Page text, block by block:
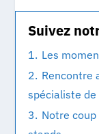
Suivez
1. Les
2. Rencontre
spécialiste
3. Notre coup